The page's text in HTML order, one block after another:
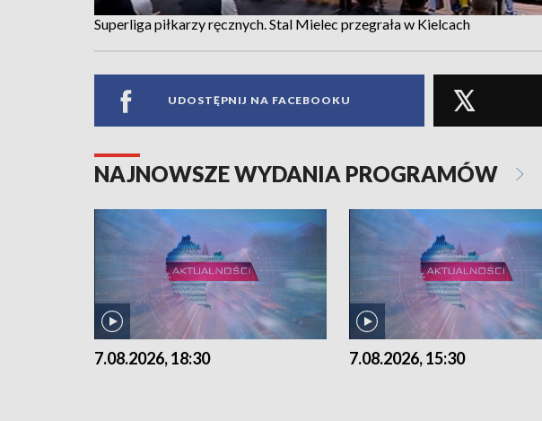
Superliga piłkarzy ręcznych. Stal Mielec przegrała w Kielcach
UDOSTĘPNIJ NA FACEBOOKU
NAJNOWSZE WYDANIA PROGRAMÓW
7.08.2026, 18:30 7.08.2026, 15:30